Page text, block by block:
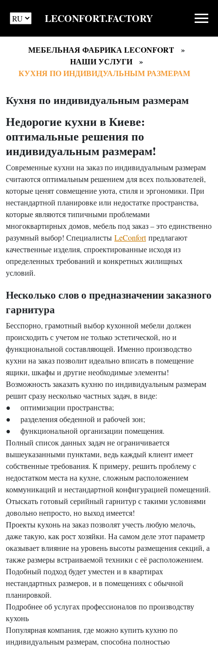
LECONFORT.FACTORY
МЕБЕЛЬНАЯ ФАБРИКА LECONFORT
НАШИ УСЛУГИ
КУХНЯ ПО ИНДИВИДУАЛЬНЫМ РАЗМЕРАМ
Кухня по индивидуальным размерам
Недорогие кухни в Киеве:
оптимальные решения по
индивидуальным размерам!
Современные кухни на заказ по индивидуальным размерам
считаются оптимальным решением для всех пользователей,
которые ценят совмещение уюта, стиля и эргономики. При
нестандартной планировке или недостатке пространства,
которые являются типичными проблемами
многоквартирных домов, мебель под заказ – это единственно
разумный выбор! Специалисты LeConfortпредлагают
качественные изделия, спроектированные исходя из
определенных требований и конкретных жилищных
условий.
Несколько слов о предназначении заказного
гарнитура
Бесспорно, грамотный выбор кухонной мебели должен
происходить с учетом не только эстетической, но и
функциональной составляющей. Именно производство
кухни на заказ позволит идеально вписать в помещение
ящики, шкафы и другие необходимые элементы!
Возможность заказать кухню по индивидуальным размерам
решит сразу несколько частных задач, в виде:
● оптимизации пространства;
● разделения обеденной и рабочей зон;
● функциональной организации помещения.
Полный список данных задач не ограничивается
вышеуказанными пунктами, ведь каждый клиент имеет
собственные требования. К примеру, решить проблему с
недостатком места на кухне, сложным расположением
коммуникаций и нестандартной конфигурацией помещений.
Отыскать готовый серийный гарнитур с такими условиями
довольно непросто, но выход имеется!
Проекты кухонь на заказ позволят учесть любую мелочь,
даже такую, как рост хозяйки. На самом деле этот параметр
оказывает влияние на уровень высоты размещения секций, а
также размеры встраиваемой техники с её расположением.
Подобный подход будет уместен и в квартирах
нестандартных размеров, и в помещениях с обычной
планировкой.
Подробнее об услугах профессионалов по производству
кухонь
Популярная компания, где можно купить кухню по
индивидуальным размерам, способна полностью